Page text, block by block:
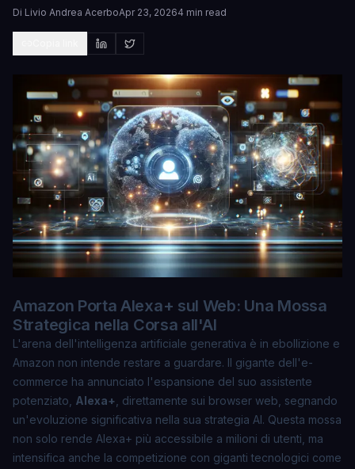
Di Livio Andrea AcerboApr 23, 20264 min read
Amazon Porta Alexa+ sul Web: Una Mossa
Strategica nella Corsa all'AI
L'arena dell'intelligenza artificiale generativa è in ebollizione e
Amazon non intende restare a guardare. Il gigante dell'e-
commerce ha annunciato l'espansione del suo assistente
potenziato, Alexa+ , direttamente sui browser web, segnando
un'evoluzione significativa nella sua strategia AI. Questa mossa
non solo rende Alexa+ più accessibile a milioni di utenti, ma
intensifica anche la competizione con giganti tecnologici come